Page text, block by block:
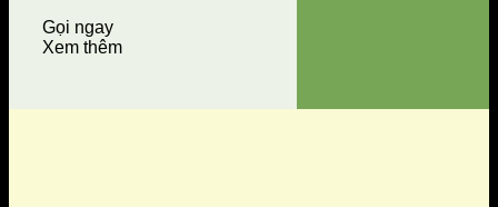
Gọi ngay
Xem thêm